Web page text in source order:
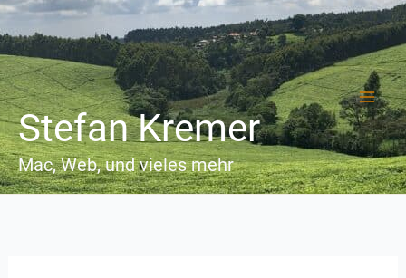
Zum
Inhalt
springen
Stefan Kremer
Mac, Web, und vieles mehr